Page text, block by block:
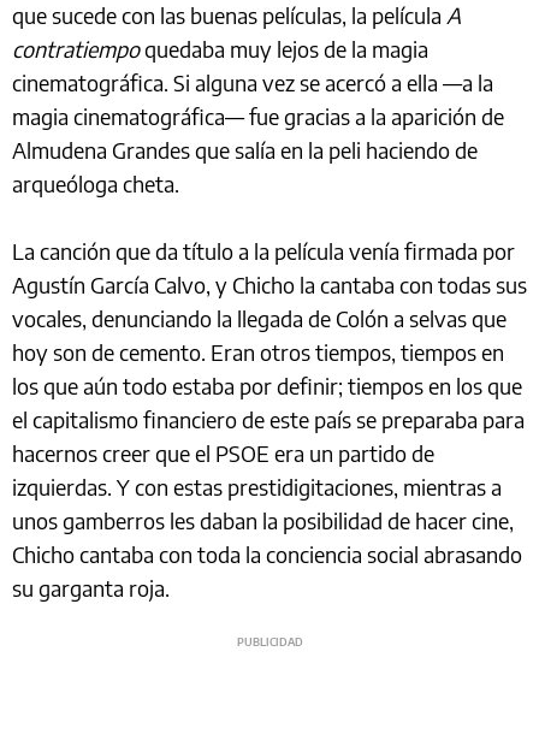
que sucede con las buenas películas, la película A
contratiempoquedaba muy lejos de la magia
cinematográfica. Si alguna vez se acercó a ella —a la
magia cinematográfica— fue gracias a la aparición de
Almudena Grandes que salía en la peli haciendo de
arqueóloga cheta.
La canción que da título a la película venía firmada por
Agustín García Calvo, y Chicho la cantaba con todas sus
vocales, denunciando la llegada de Colón a selvas que
hoy son de cemento. Eran otros tiempos, tiempos en
los que aún todo estaba por definir; tiempos en los que
el capitalismo financiero de este país se preparaba para
hacernos creer que el PSOE era un partido de
izquierdas. Y con estas prestidigitaciones, mientras a
unos gamberros les daban la posibilidad de hacer cine,
Chicho cantaba con toda la conciencia social abrasando
su garganta roja.